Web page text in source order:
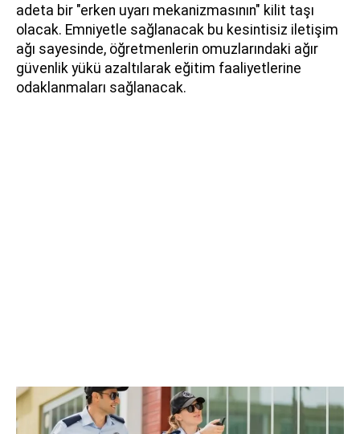
adeta bir "erken uyarı mekanizmasının" kilit taşı
olacak. Emniyetle sağlanacak bu kesintisiz iletişim
ağı sayesinde, öğretmenlerin omuzlarındaki ağır
güvenlik yükü azaltılarak eğitim faaliyetlerine
odaklanmaları sağlanacak.